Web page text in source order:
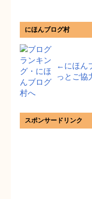
にほんブログ村
←にほん
っとご協
スポンサードリンク